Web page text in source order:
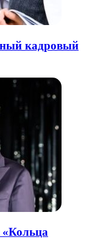
кадровый
«Кольца